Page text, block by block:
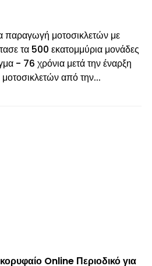
παραγωγή μοτοσικλετών με
τα 500 εκατομμύρια μονάδες
- 76 χρόνια μετά την έναρξη
από την...
Online Περιοδικό για